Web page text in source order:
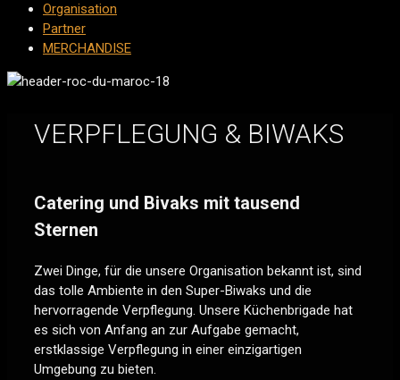
Organisation
Partner
MERCHANDISE
VERPFLEGUNG & BIWAKS
Catering und Bivaks mit tausend
Sternen
Zwei Dinge, für die unsere Organisation bekannt ist, sind
das tolle Ambiente in den Super-Biwaks und die
hervorragende Verpflegung. Unsere Küchenbrigade hat
es sich von Anfang an zur Aufgabe gemacht,
erstklassige Verpflegung in einer einzigartigen
Umgebung zu bieten.